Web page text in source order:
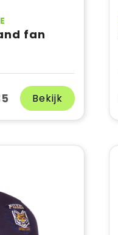
fan
Bekijk